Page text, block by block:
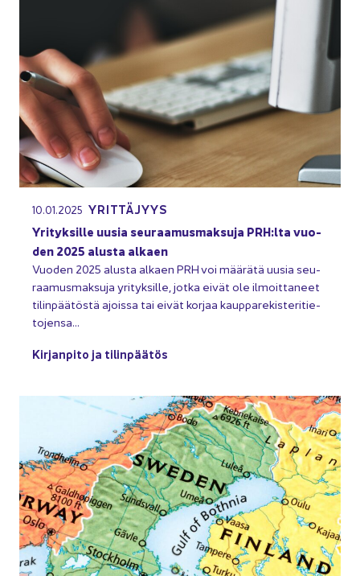
10.01.2025 YRIT­TÄ­JYYS
Yri­tyk­sil­le uusia seu­raa­mus­mak­su­ja PRH:lta vuo­
den 2025 alus­ta al­kaen
Vuo­den 2025 alus­ta al­kaen PRH voi mää­rä­tä uusia seu­
raa­mus­mak­su­ja yri­tyk­sil­le, jotka eivät ole il­moit­ta­neet
ti­lin­pää­tös­tä ajois­sa tai eivät kor­jaa kaup­pa­re­kis­te­ri­tie­
to­jen­sa…
Kir­jan­pi­to ja ti­lin­pää­tös